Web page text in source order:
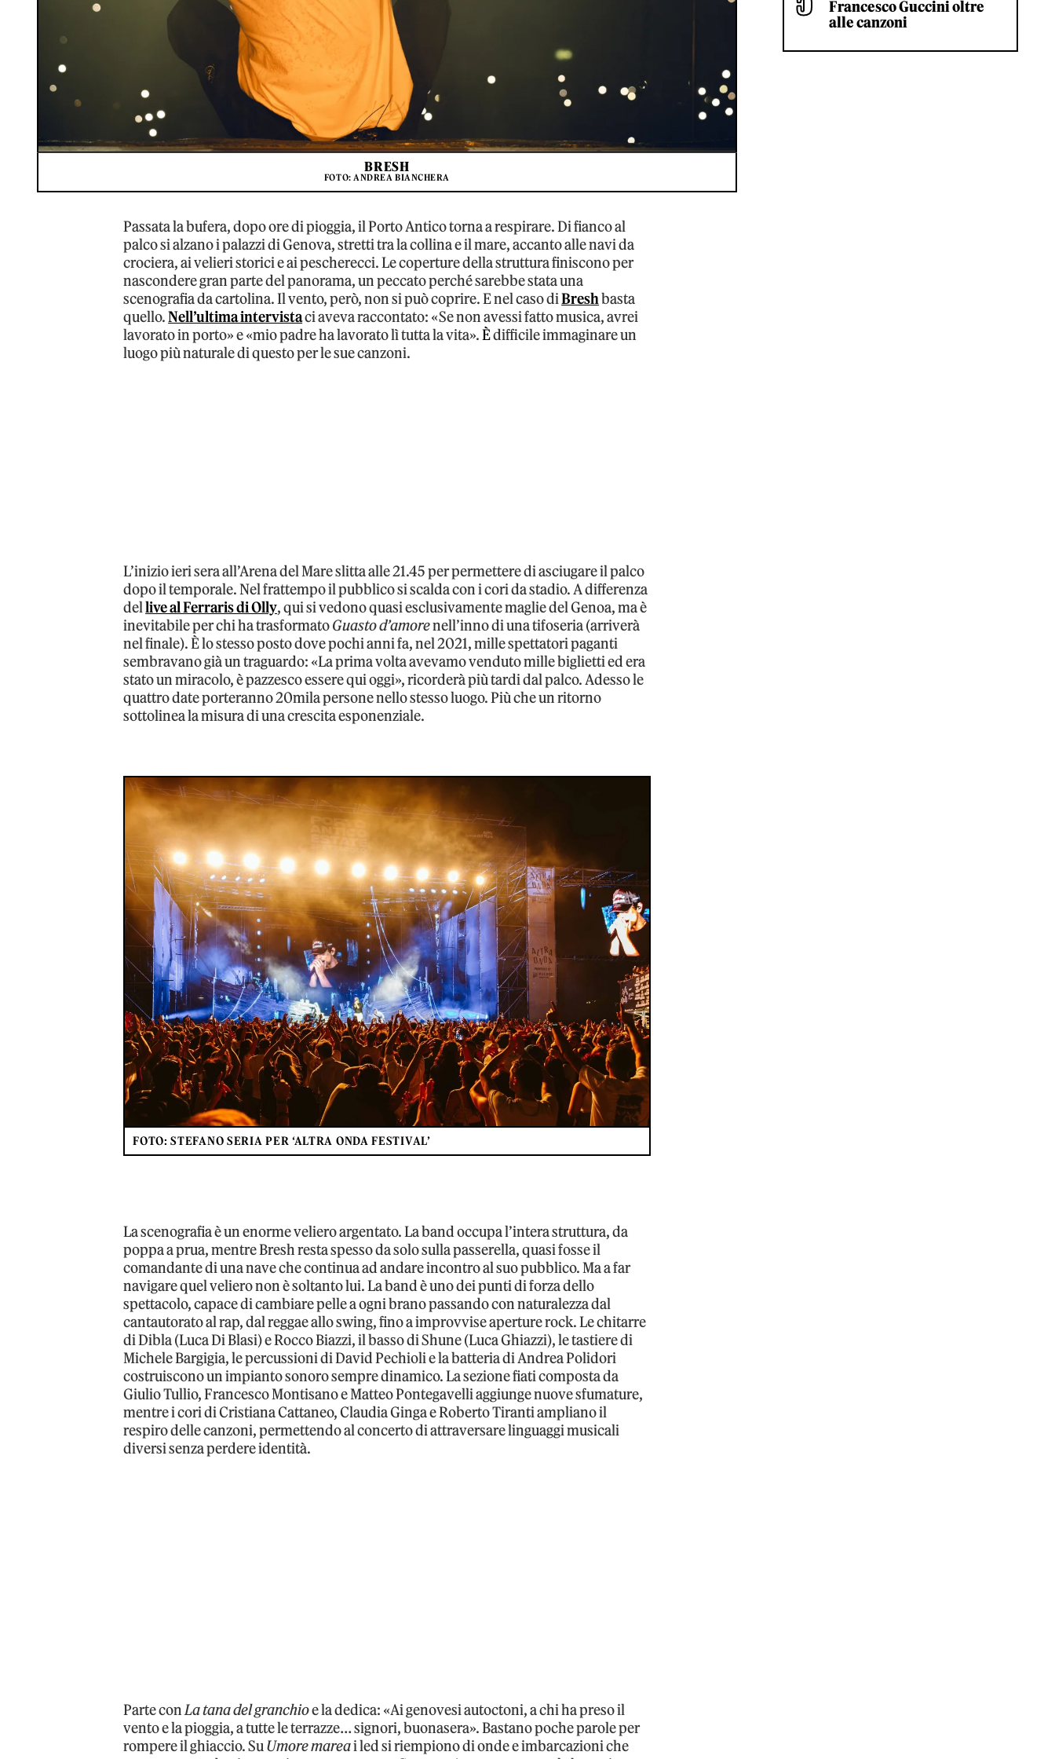
BRESH
FOTO: ANDREA BIANCHERA
Passata la bufera, dopo ore di pioggia, il Porto Antico torna a respirare. Di fianco al
palco si alzano i palazzi di Genova, stretti tra la collina e il mare, accanto alle navi da
crociera, ai velieri storici e ai pescherecci. Le coperture della struttura finiscono per
nascondere gran parte del panorama, un peccato perché sarebbe stata una
scenografia da cartolina. Il vento, però, non si può coprire. E nel caso diBreshbasta
quello.Nell’ultima intervistaci aveva raccontato: «Se non avessi fatto musica, avrei
lavorato in porto» e «mio padre ha lavorato lì tutta la vita».Èdifficile immaginare un
luogo più naturale di questo per le sue canzoni.
L’inizio ieri sera all’Arena del Mare slitta alle 21.45 per permettere di asciugare il palco
dopo il temporale. Nel frattempo il pubblico si scalda con i cori da stadio. A differenza
dellive al Ferraris di Olly, qui si vedono quasi esclusivamente maglie del Genoa, ma è
inevitabile per chi ha trasformatoGuasto d’amorenell’inno di una tifoseria (arriverà
nel finale). È lo stesso posto dove pochi anni fa, nel 2021, mille spettatori paganti
sembravano già un traguardo: «La prima volta avevamo venduto mille biglietti ed era
stato un miracolo, è pazzesco essere qui oggi», ricorderà più tardi dal palco. Adesso le
quattro date porteranno 20mila persone nello stesso luogo. Più che un ritorno
sottolinea la misura di una crescita esponenziale.
FOTO: STEFANO SERIA PER ‘ALTRA ONDA FESTIVAL’
La scenografia è un enorme veliero argentato. La band occupa l’intera struttura, da
poppa a prua, mentre Bresh resta spesso da solo sulla passerella, quasi fosse il
comandante di una nave che continua ad andare incontro al suo pubblico. Ma a far
navigare quel veliero non è soltanto lui. La band è uno dei punti di forza dello
spettacolo, capace di cambiare pelle a ogni brano passando con naturalezza dal
cantautorato al rap, dal reggae allo swing, fino a improvvise aperture rock. Le chitarre
di Dibla (Luca Di Blasi) e Rocco Biazzi, il basso di Shune (Luca Ghiazzi), le tastiere di
Michele Bargigia, le percussioni di David Pechioli e la batteria di Andrea Polidori
costruiscono un impianto sonoro sempre dinamico. La sezione fiati composta da
Giulio Tullio, Francesco Montisano e Matteo Pontegavelli aggiunge nuove sfumature,
mentre i cori di Cristiana Cattaneo, Claudia Ginga e Roberto Tiranti ampliano il
respiro delle canzoni, permettendo al concerto di attraversare linguaggi musicali
diversi senza perdere identità.
Parte conLa tana del granchioe la dedica: «Ai genovesi autoctoni, a chi ha preso il
vento e la pioggia, a tutte le terrazze… signori, buonasera». Bastano poche parole per
rompere il ghiaccio. SuUmore mareai led si riempiono di onde e imbarcazioni che
Francesco Guccini oltre
alle canzoni